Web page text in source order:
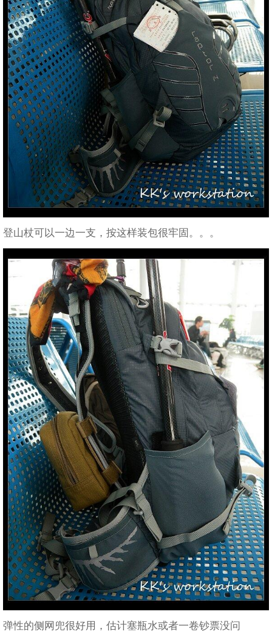
登山杖可以一边一支，按这样装包很牢固。。。
弹性的侧网兜很好用，估计塞瓶水或者一卷钞票没问